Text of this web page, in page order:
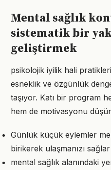
Mental sağlık
sistematik bir
geliştirmek
psikolojik iyilik hali
esneklik ve özgünlük
taşıyor. Katı bir program
hem de motivasyonu
Günlük küçük eylemler
birikerek ulaşmanızı sağlar
mental sağlık alanındaki